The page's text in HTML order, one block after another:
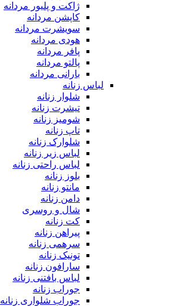
ژاکت و پلیور مردانه
کاپشن مردانه
سویشرت مردانه
هودی مردانه
پافر مردانه
پالتو مردانه
بارانی مردانه
لباس زنانه
شلوار زنانه
تیشرت زنانه
شومیز زنانه
تاپ زنانه
شلوارک زنانه
لباس زیر زنانه
لباس راحتی زنانه
بلوز زنانه
مانتو زنانه
دامن زنانه
شال و روسری
کت زنانه
پیراهن زنانه
سرهمی زنانه
تونیک زنانه
سارافون زنانه
لباس بافتنی زنانه
جوراب زنانه
جوراب شلواری زنانه